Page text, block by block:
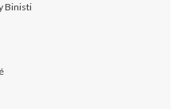
Binisti